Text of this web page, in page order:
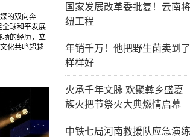
的双向奔
全球和平发展
场的经历，立
化共鸣超越
国家发展改革委批复！云南
纽工程
年销千万！他把野生菌卖到
样样好
火承千年文脉 欢聚彝乡盛
族火把节祭火大典燃情启幕
中铁七局河南救援队应急演